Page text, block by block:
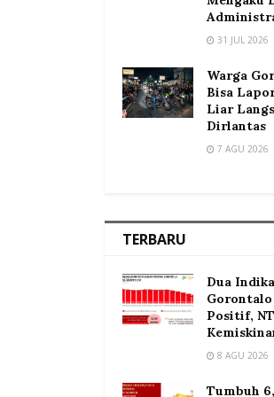
31 JUL 2026
Warga
Bisa
Liar
Dirlantas
7 AGU 2026
TERBARU
Dua
Positif,
8 AGU 2026
Tumbuh